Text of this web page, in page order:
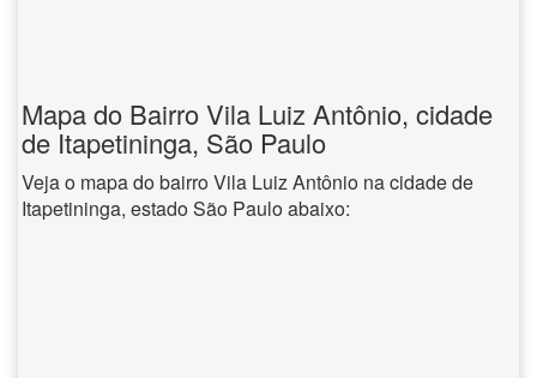
Mapa do Bairro Vila Luiz Antônio, cidade
de Itapetininga, São Paulo
Veja o mapa do bairro Vila Luiz Antônio na cidade de
Itapetininga, estado São Paulo abaixo: